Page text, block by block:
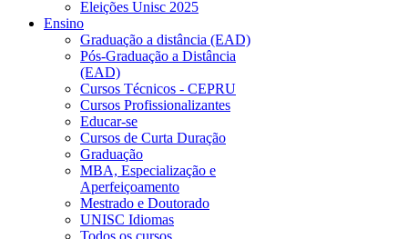
Eleições Unisc 2025
Ensino
Graduação a distância (EAD)
Pós-Graduação a Distância
(EAD)
Cursos Técnicos - CEPRU
Cursos Profissionalizantes
Educar-se
Cursos de Curta Duração
Graduação
MBA, Especialização e
Aperfeiçoamento
Mestrado e Doutorado
UNISC Idiomas
Todos os cursos